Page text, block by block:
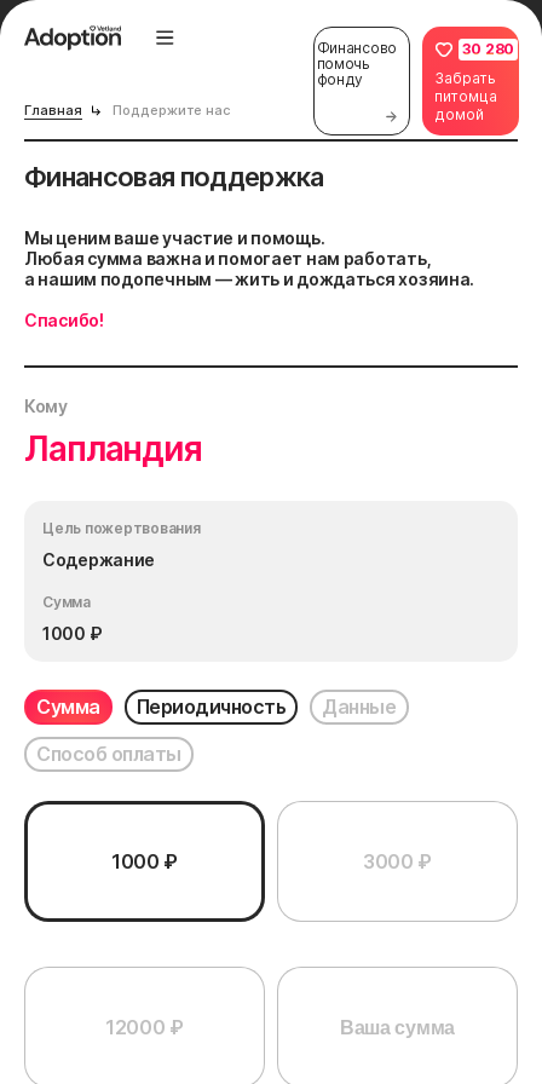
Финансово
помочь
фонду
30 280
Забрать
питомца
домой
Главная Поддержите нас
Финансовая поддержка
Мы ценим ваше участие и помощь.
Любая сумма важна и помогает нам работать,
а нашим подопечным — жить и дождаться хозяина.
Спасибо!
Кому
Лапландия
Цель пожертвования
Содержание
Сумма
1000 ₽
Сумма Периодичность
Данные
Способ оплаты
1000 ₽ 3000 ₽
12000 ₽